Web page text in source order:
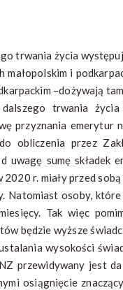
trwania życia
małopolskim i
–dożywają
trwania
przyznania emerytur
obliczenia przez
uwagę sumę składek
r. miały przed
Natomiast osoby,
Tak więc
będzie wyższe
wysokości
przewidywany jest
osiągnięcie